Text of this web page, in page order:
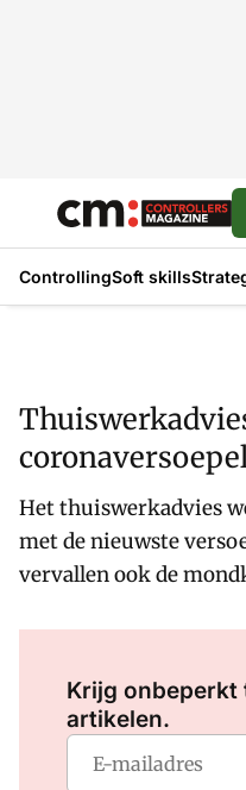
ControllingSoft skills
Het thuiswerkadvies
met de nieuwste
vervallen ook de
Krijg onbeperkt
artikelen.